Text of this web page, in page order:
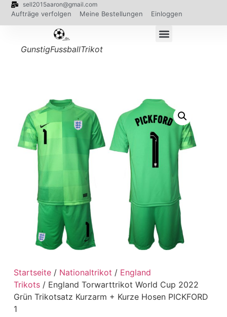
sell2015aaron@gmail.com
Aufträge verfolgen Meine Bestellungen Einloggen
GunstigFussballTrikot
Startseite/ Nationaltrikot / England
Trikots/ England Torwarttrikot World Cup 2022
Grün Trikotsatz Kurzarm + Kurze Hosen PICKFORD
1